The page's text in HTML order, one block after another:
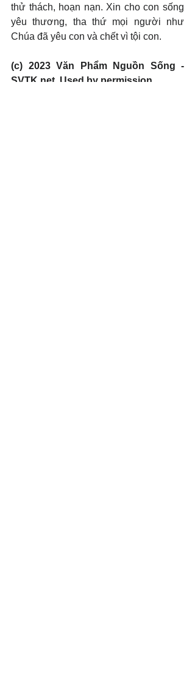
thử thách, hoạn nạn. Xin cho con sống
yêu thương, tha thứ mọi người như
Chúa đã yêu con và chết vì tội con.
(c) 2023 Văn Phẩm Nguồn Sống -
SVTK.net. Used by permission.